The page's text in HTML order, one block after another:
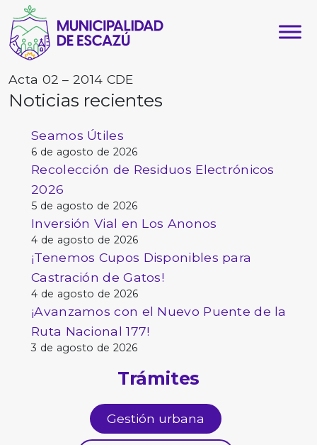
Acta 02 – 2014 CDE
Noticias recientes
Seamos Útiles
6 de agosto de 2026
Recolección de Residuos Electrónicos
2026
5 de agosto de 2026
Inversión Vial en Los Anonos
4 de agosto de 2026
¡Tenemos Cupos Disponibles para
Castración de Gatos!
4 de agosto de 2026
¡Avanzamos con el Nuevo Puente de la
Ruta Nacional 177!
3 de agosto de 2026
Trámites
Gestión urbana